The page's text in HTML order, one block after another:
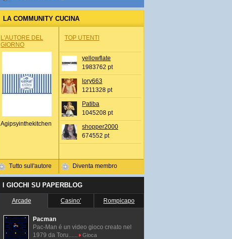
LA COMMUNITY CUCINA
L'AUTORE DEL
GIORNO
Agipsyinthekitchen
Tutto sull'autore
TOP UTENTI
yellowflate
1983762 pt
lory663
1211328 pt
Patiba
1045208 pt
shopper2000
674552 pt
Diventa membro
I GIOCHI SU PAPERBLOG
Arcade Casino' Rompicapo
Pacman
Pac-Man é un video gioco creato nel
1979 da Toru......
Gioca